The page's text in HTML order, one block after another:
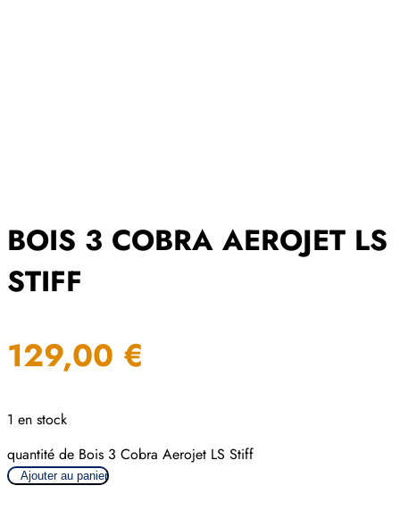
BOIS 3 COBRA AEROJET LS
STIFF
129,00 €
1 en stock
quantité de Bois 3 Cobra Aerojet LS Stiff
Ajouter au panier